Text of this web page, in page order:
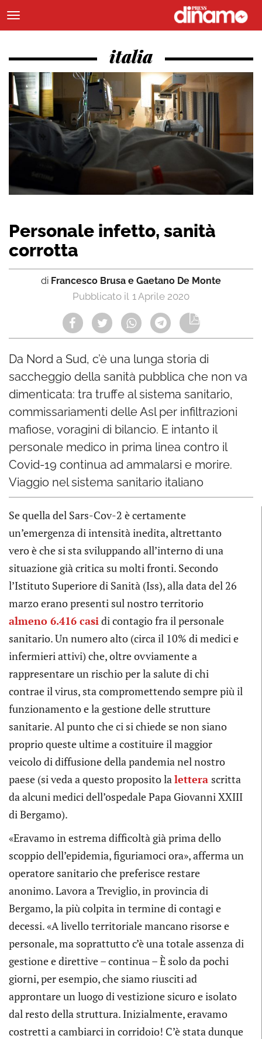
italia
Personale infetto, sanità
corrotta
di Francesco Brusa e Gaetano De Monte
1 Aprile 2020
Da Nord a Sud, c’è una lunga storia di
saccheggio della sanità pubblica che non va
dimenticata: tra truffe al sistema sanitario,
commissariamenti delle Asl per infiltrazioni
mafiose, voragini di bilancio. E intanto il
personale medico in prima linea contro il
Covid-19 continua ad ammalarsi e morire.
Viaggio nel sistema sanitario italiano
Se quella del Sars-Cov-2 è certamente
un’emergenza di intensità inedita, altrettanto
vero è che si sta sviluppando all’interno di una
situazione già critica su molti fronti. Secondo
l’Istituto Superiore di Sanità (Iss), alla data del 26
marzo erano presenti sul nostro territorio
almeno 6.416 casidi contagio fra il personale
sanitario. Un numero alto (circa il 10% di medici e
infermieri attivi) che, oltre ovviamente a
rappresentare un rischio per la salute di chi
contrae il virus, sta compromettendo sempre più il
funzionamento e la gestione delle strutture
sanitarie. Al punto che ci si chiede se non siano
proprio queste ultime a costituire il maggior
veicolo di diffusione della pandemia nel nostro
paese (si veda a questo proposito lalettera scritta
da alcuni medici dell’ospedale Papa Giovanni XXIII
di Bergamo).
«Eravamo in estrema difficoltà già prima dello
scoppio dell’epidemia, figuriamoci ora», afferma un
operatore sanitario che preferisce restare
anonimo. Lavora a Treviglio, in provincia di
Bergamo, la più colpita in termine di contagi e
decessi. «A livello territoriale mancano risorse e
personale, ma soprattutto c’è una totale assenza di
gestione e direttive – continua – È solo da pochi
giorni, per esempio, che siamo riusciti ad
approntare un luogo di vestizione sicuro e isolato
dal resto della struttura. Inizialmente, eravamo
costretti a cambiarci in corridoio! C’è stata dunque